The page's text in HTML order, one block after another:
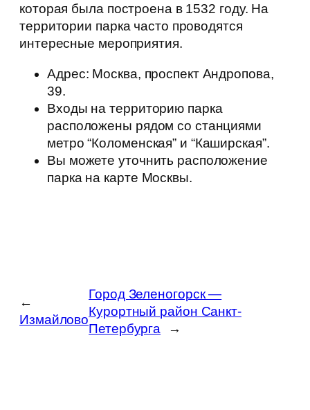
которая была построена в 1532 году. На
территории парка часто проводятся
интересные мероприятия.
Адрес: Москва, проспект Андропова,
39.
Входы на территорию парка
расположены рядом со станциями
метро “Коломенская” и “Каширская”.
Вы можете уточнить расположение
парка на карте Москвы.
←
Измайлово
Город Зеленогорск —
Курортный район Санкт-
Петербурга
→